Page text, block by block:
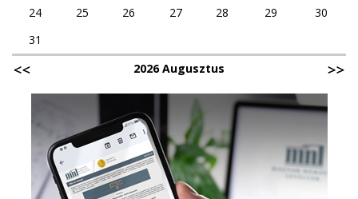
24
25 26 27 28 29
30
31
2026 Augusztus